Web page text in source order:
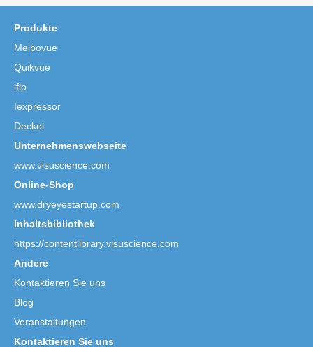
Produkte
Meibovue
Quikvue
iflo
Iexpressor
Deckel
Unternehmenswebseite
www.visuscience.com
Online-Shop
www.dryeyestartup.com
Inhaltsbibliothek
https://contentlibrary.visuscience.com
Andere
Kontaktieren Sie uns
Blog
Veranstaltungen
Kontaktieren Sie uns